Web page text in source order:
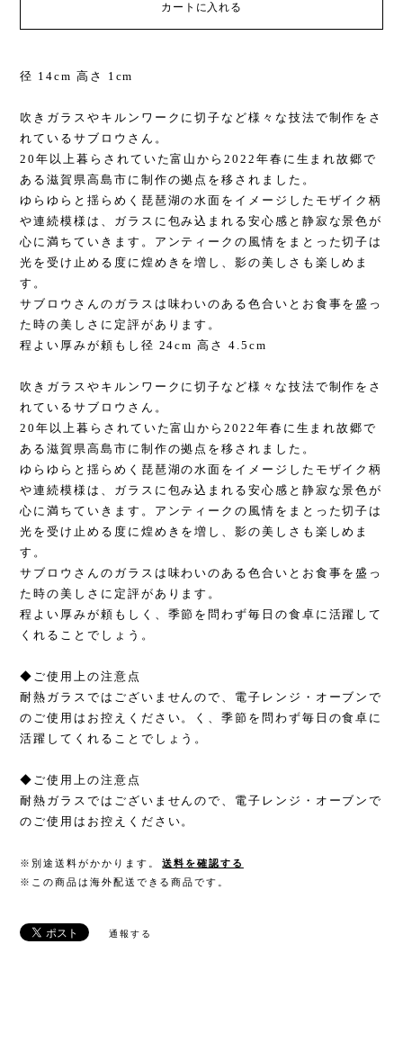
カートに入れる
径 14cm 高さ 1cm
吹きガラスやキルンワークに切子など様々な技法で制作をさ
れているサブロウさん。
20年以上暮らされていた富山から2022年春に生まれ故郷で
ある滋賀県高島市に制作の拠点を移されました。
ゆらゆらと揺らめく琵琶湖の水面をイメージしたモザイク柄
や連続模様は、ガラスに包み込まれる安心感と静寂な景色が
心に満ちていきます。アンティークの風情をまとった切子は
光を受け止める度に煌めきを増し、影の美しさも楽しめま
す。
サブロウさんのガラスは味わいのある色合いとお食事を盛っ
た時の美しさに定評があります。
程よい厚みが頼もし径 24cm 高さ 4.5cm
吹きガラスやキルンワークに切子など様々な技法で制作をさ
れているサブロウさん。
20年以上暮らされていた富山から2022年春に生まれ故郷で
ある滋賀県高島市に制作の拠点を移されました。
ゆらゆらと揺らめく琵琶湖の水面をイメージしたモザイク柄
や連続模様は、ガラスに包み込まれる安心感と静寂な景色が
心に満ちていきます。アンティークの風情をまとった切子は
光を受け止める度に煌めきを増し、影の美しさも楽しめま
す。
サブロウさんのガラスは味わいのある色合いとお食事を盛っ
た時の美しさに定評があります。
程よい厚みが頼もしく、季節を問わず毎日の食卓に活躍して
くれることでしょう。
◆ご使用上の注意点
耐熱ガラスではございませんので、電子レンジ・オーブンで
のご使用はお控えください。く、季節を問わず毎日の食卓に
活躍してくれることでしょう。
◆ご使用上の注意点
耐熱ガラスではございませんので、電子レンジ・オーブンで
のご使用はお控えください。
※別途送料がかかります。
送料を確認する
※この商品は海外配送できる商品です。
通報する